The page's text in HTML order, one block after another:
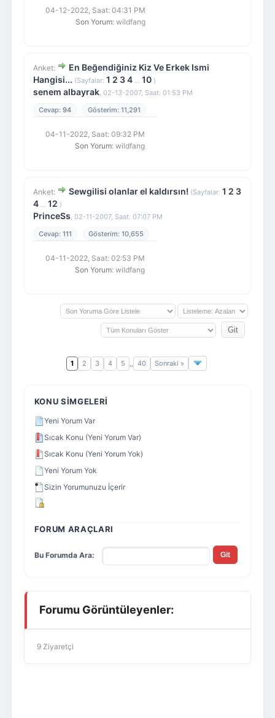
04-12-2022, Saat: 04:31 PM
Son Yorum: wildfang
Anket:
En Beğendiğiniz Kiz Ve Erkek Ismi
Hangisi... (Sayfalar: 1 2 34... 10)
senem albayrak, 02-13-2007, Saat: 01:53 PM
94
11,291
04-11-2022, Saat: 09:32 PM
Son Yorum: wildfang
Anket: Sewgilisi olanlar el kaldırsın! (Sayfalar: 1 2 3
4... 12 )
PrinceSs, 02-11-2007, Saat: 07:07 PM
111
10,655
04-11-2022, Saat: 02:53 PM
Son Yorum: wildfang
1 2 3 4 5 .. 40 Sonraki »
KONU SIMGELERI
Yeni Yorum Var
Sıcak Konu (Yeni Yorum Var)
Sıcak Konu (Yeni Yorum Yok)
Yeni Yorum Yok
Sizin Yorumunuzu İçerir
FORUM ARAÇLARI
Bu Forumda Ara:
Forumu Görüntüleyenler:
9 Ziyaretçi